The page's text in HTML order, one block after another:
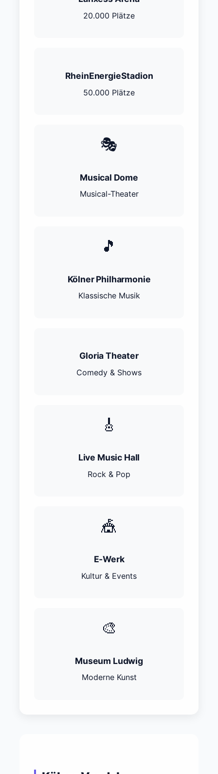
20.000 Plätze
RheinEnergieStadion
50.000 Plätze
🎭
Musical Dome
Musical-Theater
🎵
Kölner Philharmonie
Klassische Musik
Gloria Theater
Comedy & Shows
🎸
Live Music Hall
Rock & Pop
🎪
E-Werk
Kultur & Events
🎨
Museum Ludwig
Moderne Kunst